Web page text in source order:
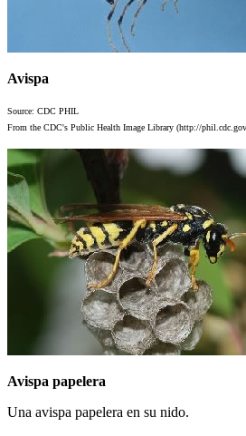
Avispa
Source: CDC PHIL
From the CDC's Public Health Image Library (http://
Avispa papelera
Una avispa papelera en su nido.